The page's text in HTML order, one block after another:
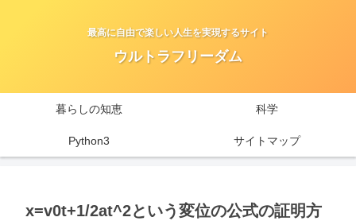
最高に自由で楽しい人生を実現するサイト
ウルトラフリーダム
暮らしの知恵 科学
Python3 サイトマップ
x=v0t+1/2at^2という変位の公式の証明方